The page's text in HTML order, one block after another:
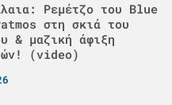
Ρεμέτζο του Blue
στη σκιά του
& μαζική άφιξη
(video)